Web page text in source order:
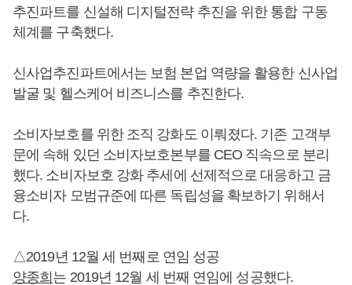
추진파트를 신설해 디지털전략 추진을 위한 통합 구동
체계를 구축했다.
신사업추진파트에서는 보험 본업 역량을 활용한 신사업
발굴 및 헬스케어 비즈니스를 추진한다.
소비자보호를 위한 조직 강화도 이뤄졌다. 기존 고객부
문에 속해 있던 소비자보호본부를 CEO 직속으로 분리
했다. 소비자보호 강화 추세에 선제적으로 대응하고 금
융소비자 모범규준에 따른 독립성을 확보하기 위해서
다.
△2019년 12월 세 번째로 연임 성공
양종희는 2019년 12월 세 번째 연임에 성공했다.